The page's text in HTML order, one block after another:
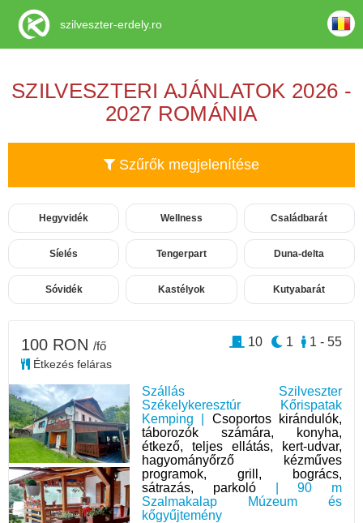
SZILVESZTERI AJÁNLATOK 2026 -
2027 ROMÁNIA
Szűrők megjelenítése
Hegyvidék Wellness Családbarát
Síelés Tengerpart Duna-delta
Sóvidék Kastélyok Kutyabarát
Szállás Szilveszter
Székelykeresztúr Kőrispatak
Kemping | Csoportos kirándulók,
táborozók számára, konyha,
étkező, teljes ellátás, kert-udvar,
hagyományőrző kézműves
programok, grill, bogrács,
sátrazás, parkoló| 90 m
Szalmakalap Múzeum és
kőgyűjtemény
100 RON /fő
Étkezés feláras
1 - 55
1
10
szilveszter-erdely.ro